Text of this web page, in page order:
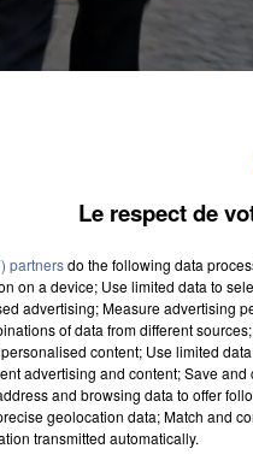
pour un
Le respect de
partnersdo the following data
on a device; Use limited data to
advertising; Measure advertising
of data from different
content; Use limited
advertising and content; Save
and browsing data to offer
geolocation data; Match and
transmitted automatically.